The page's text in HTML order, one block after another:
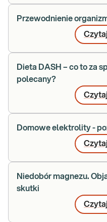
Przewodnienie
Dieta DASH – co to za
polecany?
Domowe elektrolity -
Niedobór magnezu.
skutki